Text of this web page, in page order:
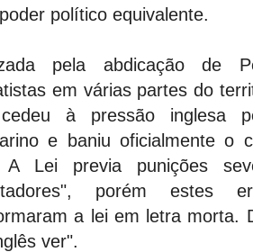
político equivalente.
pela abdicação de
em várias partes do
à pressão inglesa
e baniu oficialmente o
A Lei previa punições
porém estes
a lei em letra morta.
ver".